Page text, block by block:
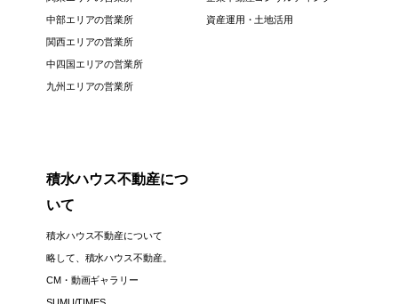
中部エリアの営業所
関西エリアの営業所
中四国エリアの営業所
九州エリアの営業所
資産運用・土地活用
積水ハウス不動産につ
いて
積水ハウス不動産について
略して、積水ハウス不動産。
CM・動画ギャラリー